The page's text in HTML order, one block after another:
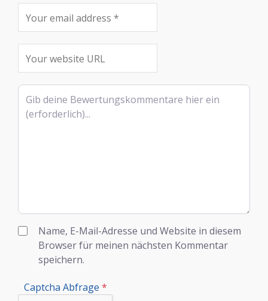
Rezensionstext
Name, E-Mail-Adresse und Website in diesem
Browser für meinen nächsten Kommentar
speichern.
Captcha Abfrage *